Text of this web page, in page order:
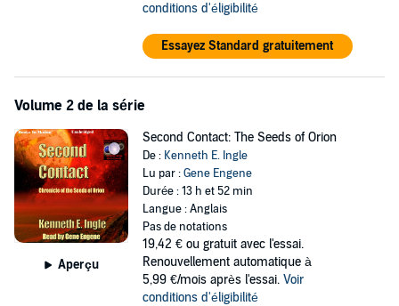
conditions d'éligibilité
Essayez Standard gratuitement
Volume 2 de la série
Aperçu
Second Contact: The Seeds of Orion
De : Kenneth E. Ingle
Lu par :Gene Engene
Durée : 13 h et 52 min
Langue : Anglais
Pas de notations
19,42 € ou gratuit avec l'essai.
Renouvellement automatique à
5,99 €/mois après l'essai. Voir
conditions d'éligibilité